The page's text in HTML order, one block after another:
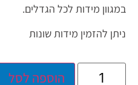
במגוון מידות לכל הגדלים.
ניתן להזמין מידות שונות
הוספה לסל